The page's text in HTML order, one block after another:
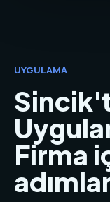
UYGULAMA
Firma